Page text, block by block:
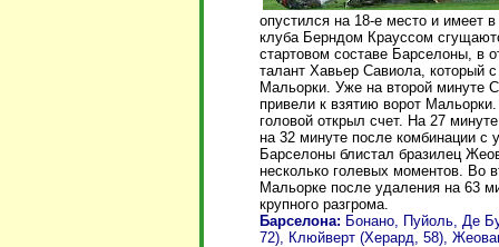
опустился на 18-е место и имеет
клуба Берндом Крауссом
стартовом составе Барселоны, в
талант Хавьер Савиола, который
Мальорки. Уже на второй минуте
привели к взятию ворот
головой открыл счет. На 27
на 32 минуте после комбинации
Барселоны блистал бразилец
несколько голевых моментов. Во
Мальорке после удаления на 63
крупного разгрома.
Барселона: Бонано, Пуйоль, Де
72), Клюйверт (Херард, 58),